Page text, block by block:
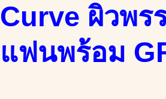
Curve ผิวพ
แฟนพร้อม